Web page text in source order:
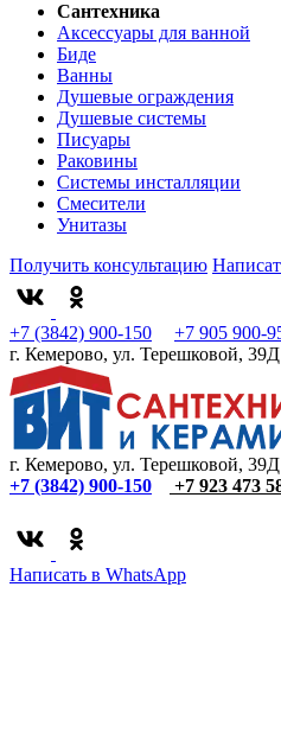
Сантехника
Аксессуары для ванной
Биде
Ванны
Душевые ограждения
Душевые системы
Писуары
Раковины
Системы инсталляции
Смесители
Унитазы
Получить консультацию
+7 (3842) 900-150
+7 905 900-
г. Кемерово, ул. Терешковой, 39Д
г. Кемерово, ул. Терешковой, 39Д
+7 (3842) 900-150
+7 923 473
Написать в WhatsApp